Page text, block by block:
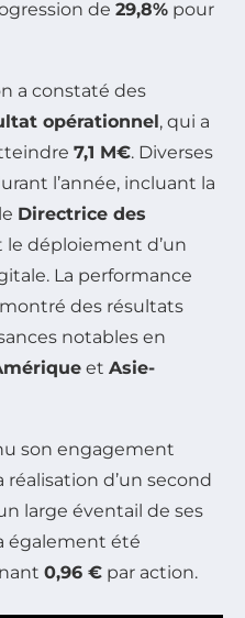
de 29,8% pour
a constaté des
opérationnel, qui a
7,1 M€. Diverses
l’année, incluant la
Directrice des
le déploiement d’un
La performance
des résultats
notables en
et Asie-
son engagement
d’un second
large éventail de ses
également été
0,96 € par action.